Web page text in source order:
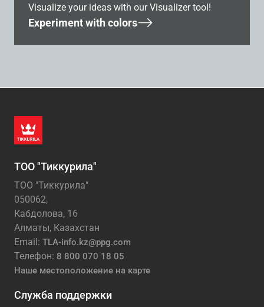
Visualize your ideas with our Visualizer tool!
Experiment with colors
ТОО "Тиккурила"
ТОО "Тиккурила"
050062,
Кабдолова, 16
Алматы, Казахстан
Email: TLA-info.kz@ppg.com
Телефон: 8 800 070 18 05
Наше местоположение на карте
Служба поддержки